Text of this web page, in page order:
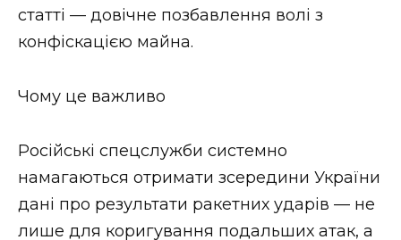
статті — довічне позбавлення волі з
конфіскацією майна.
Чому це важливо
Російські спецслужби системно
намагаються отримати зсередини України
дані про результати ракетних ударів — не
лише для коригування подальших атак, а